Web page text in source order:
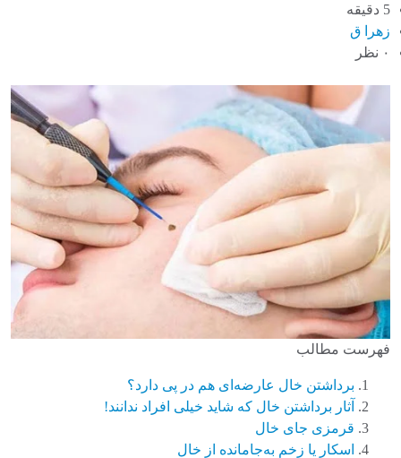
5 دقیقه
زهرا ق
۰ نظر
فهرست مطالب
برداشتن خال‌ عارضه‌ای هم در پی دارد؟
آثار برداشتن خال که شاید خیلی‌ افراد ندانند!
قرمزی جای خال
اسکار یا زخم به‌جامانده از خال